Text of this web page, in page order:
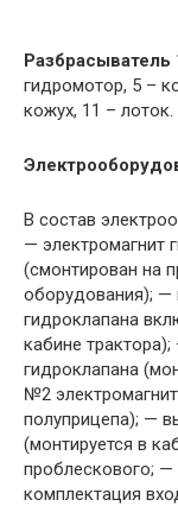
Разбрасыватель
гидромотор, 5 –
кожух, 11 – лоток.
В состав
— электромагнит
(смонтирован на
оборудования); —
гидроклапана
кабине
гидроклапана
№2
полуприцепа); —
(монтируется в
проблескового;
комплектация